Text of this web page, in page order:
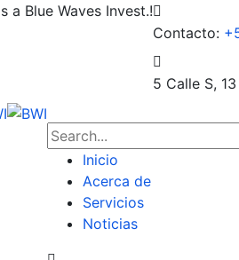
a Blue Waves Invest.!
Contacto:
5 Calle S,
Inicio
Acerca de
Servicios
Noticias